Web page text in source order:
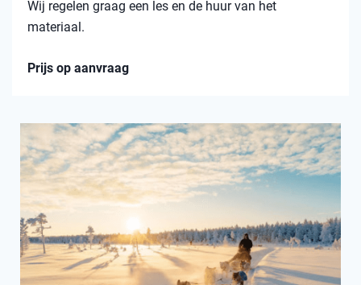
Wij regelen graag een les en de huur van het
materiaal.
Prijs op aanvraag